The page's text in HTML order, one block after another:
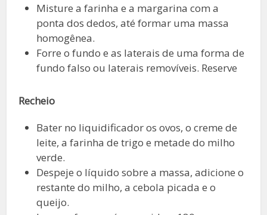
Misture a farinha e a margarina com a
ponta dos dedos, até formar uma massa
homogênea.
Forre o fundo e as laterais de uma forma de
fundo falso ou laterais removíveis. Reserve
Recheio
Bater no liquidificador os ovos, o creme de
leite, a farinha de trigo e metade do milho
verde.
Despeje o líquido sobre a massa, adicione o
restante do milho, a cebola picada e o
queijo.